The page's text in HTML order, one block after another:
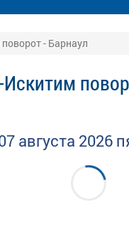
- Барнаул
августа 2026